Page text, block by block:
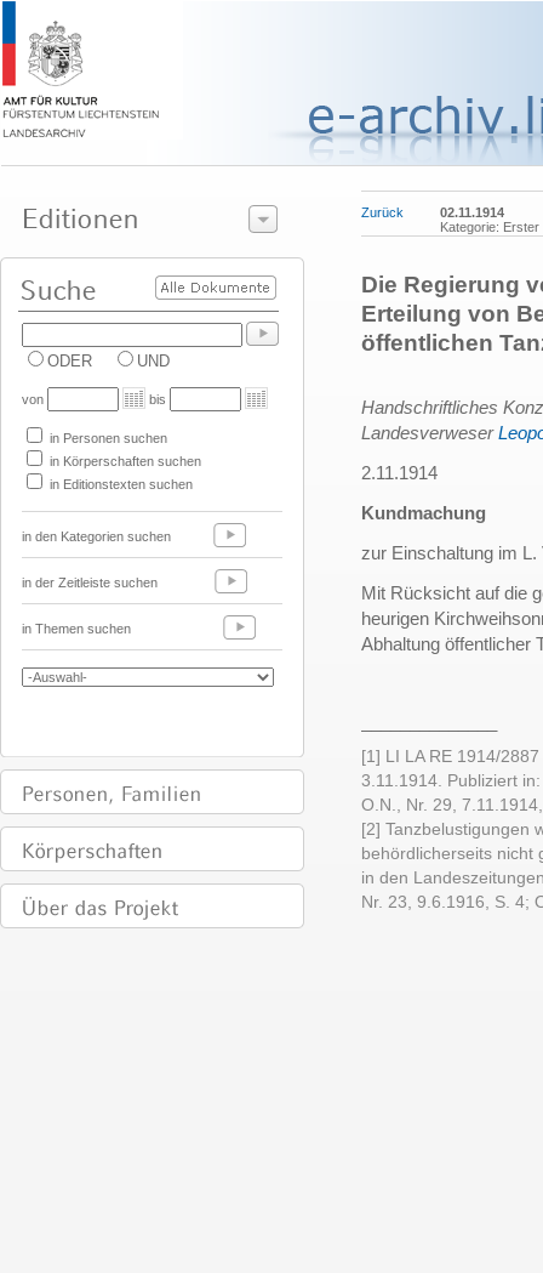
ODER UND
von bis
in Personen suchen
in Körperschaften suchen
in Editionstexten suchen
in den Kategorien suchen
in der Zeitleiste suchen
in Themen suchen
Zurück
02.11.1914
Kategorie: Erster
Die Regierung
Erteilung von
öffentlichen
Handschriftliches
Landesverweser
2.11.1914
Kundmachung
zur Einschaltung im
Mit Rücksicht auf die
heurigen
Abhaltung öffentlicher
[1] LI LA RE 1914/
3.11.1914. Publiziert
O.N., Nr. 29,
[2] Tanzbelustigungen
behördlicherseits nicht
in den
Nr. 23, 9.6.1916, S. 4;